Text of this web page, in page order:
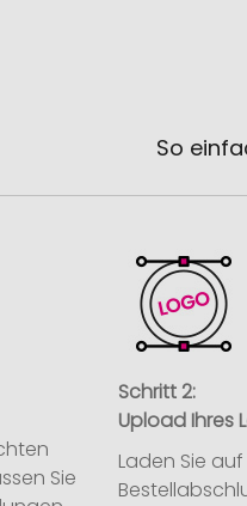
So
Sie
Schritt 2:
Upload Ihres
Laden Sie